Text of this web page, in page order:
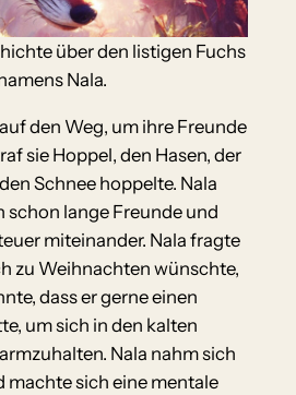
über den listigen Fuchs
Nala.
den Weg, um ihre Freunde
sie Hoppel, den Hasen, der
Schnee hoppelte. Nala
schon lange Freunde und
miteinander. Nala fragte
zu Weihnachten wünschte,
dass er gerne einen
um sich in den kalten
Nala nahm sich
machte sich eine mentale